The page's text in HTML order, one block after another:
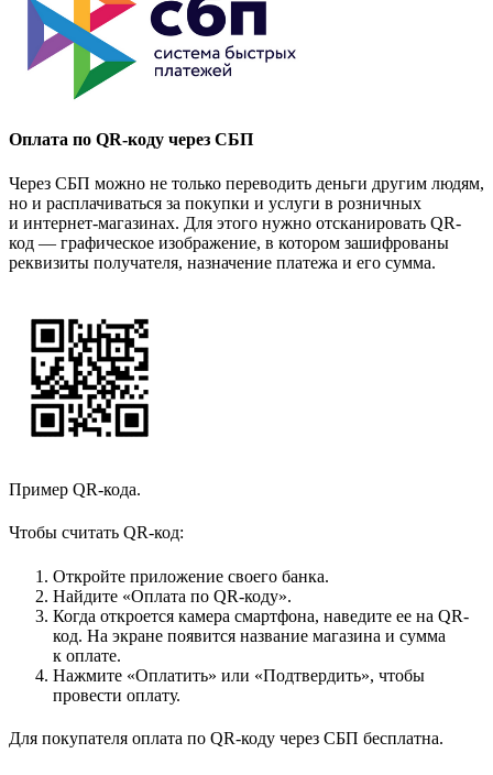
Оплата по QR-коду через СБП
Через СБП можно не только переводить деньги другим людям,
но и расплачиваться за покупки и услуги в розничных
и интернет-магазинах. Для этого нужно отсканировать QR-
код — графическое изображение, в котором зашифрованы
реквизиты получателя, назначение платежа и его сумма.
Пример QR-кода.
Чтобы считать QR-код:
Откройте приложение своего банка.
Найдите «Оплата по QR-коду».
Когда откроется камера смартфона, наведите ее на QR-
код. На экране появится название магазина и сумма
к оплате.
Нажмите «Оплатить» или «Подтвердить», чтобы
провести оплату.
Для покупателя оплата по QR-коду через СБП бесплатна.